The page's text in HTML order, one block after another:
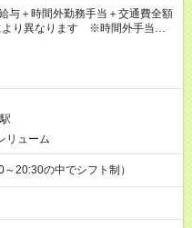
＋時間外勤務手当＋交通費全額
り異なります ※時間外手当はお
リューム
20:30の中でシフト制）